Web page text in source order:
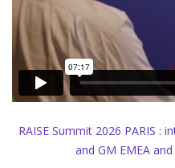
RAISE Summit 2026 PARIS :
and GM EMEA